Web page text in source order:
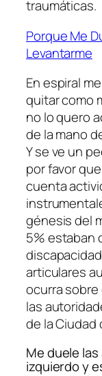
traumáticas.
Porque Me
Levantarme
En espiral
quitar como
no lo quero
de la mano
Y se ve un
por favor
cuenta
génesis del
5% estaban
articulares
ocurra
las
de la Ciudad
Me duele
izquierdo y